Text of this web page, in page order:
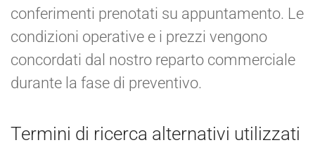
conferimenti prenotati su appuntamento. Le
condizioni operative e i prezzi vengono
concordati dal nostro reparto commerciale
durante la fase di preventivo.
Termini di ricerca alternativi utilizzati